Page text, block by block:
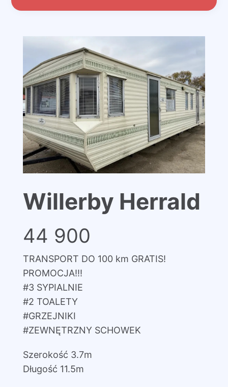
Willerby Herrald
44 900
TRANSPORT DO 100 km GRATIS!
PROMOCJA!!!
#3 SYPIALNIE
#2 TOALETY
#GRZEJNIKI
#ZEWNĘTRZNY SCHOWEK
Szerokość 3.7m
Długość 11.5m